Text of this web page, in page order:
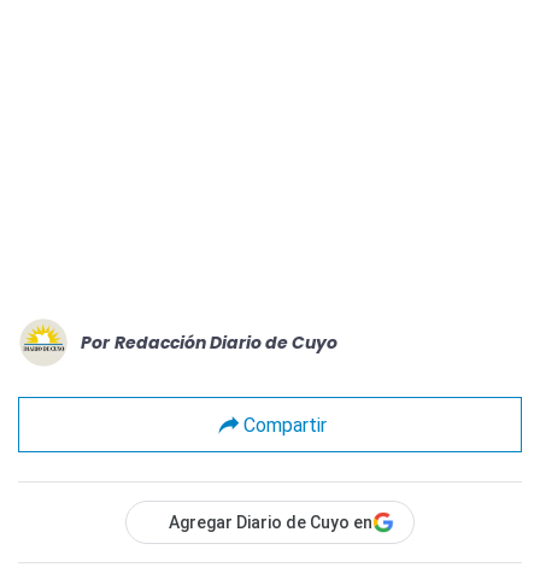
Por Redacción Diario de Cuyo
Compartir
Agregar Diario de Cuyo en